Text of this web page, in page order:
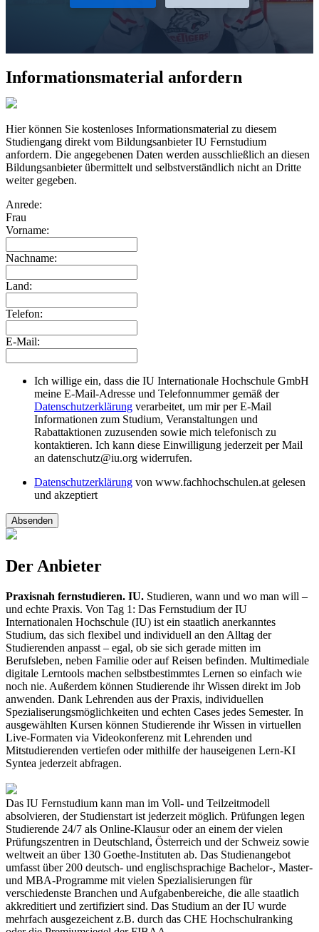
Informationsmaterial anfordern
Hier können Sie kostenloses Informationsmaterial zu diesem
Studiengang direkt vom Bildungsanbieter IU Fernstudium
anfordern. Die angegebenen Daten werden ausschließlich an diesen
Bildungsanbieter übermittelt und selbstverständlich nicht an Dritte
weiter gegeben.
Anrede:
Frau
Vorname:
Nachname:
Land:
Telefon:
E-Mail:
Ich willige ein, dass die IU Internationale Hochschule GmbH
meine E-Mail-Adresse und Telefonnummer gemäß der
Datenschutzerklärung verarbeitet, um mir per E-Mail
Informationen zum Studium, Veranstaltungen und
Rabattaktionen zuzusenden sowie mich telefonisch zu
kontaktieren. Ich kann diese Einwilligung jederzeit per Mail
an datenschutz@iu.org widerrufen.
Datenschutzerklärung von www.fachhochschulen.at gelesen
und akzeptiert
Absenden
Der Anbieter
Praxisnah fernstudieren. IU. Studieren, wann und wo man will –
und echte Praxis. Von Tag 1: Das Fernstudium der IU
Internationalen Hochschule (IU) ist ein staatlich anerkanntes
Studium, das sich flexibel und individuell an den Alltag der
Studierenden anpasst – egal, ob sie sich gerade mitten im
Berufsleben, neben Familie oder auf Reisen befinden. Multimediale
digitale Lerntools machen selbstbestimmtes Lernen so einfach wie
noch nie. Außerdem können Studierende ihr Wissen direkt im Job
anwenden. Dank Lehrenden aus der Praxis, individuellen
Spezialiserungsmöglichkeiten und echten Cases jedes Semester. In
ausgewählten Kursen können Studierende ihr Wissen in virtuellen
Live-Formaten via Videokonferenz mit Lehrenden und
Mitstudierenden vertiefen oder mithilfe der hauseigenen Lern-KI
Syntea jederzeit abfragen.
Das IU Fernstudium kann man im Voll- und Teilzeitmodell
absolvieren, der Studienstart ist jederzeit möglich. Prüfungen legen
Studierende 24/7 als Online-Klausur oder an einem der vielen
Prüfungszentren in Deutschland, Österreich und der Schweiz sowie
weltweit an über 130 Goethe-Instituten ab. Das Studienangebot
umfasst über 200 deutsch- und englischsprachige Bachelor-, Master-
und MBA-Programme mit vielen Spezialisierungen für
verschiedenste Branchen und Aufgabenbereiche, die alle staatlich
akkreditiert und zertifiziert sind. Das Studium an der IU wurde
mehrfach ausgezeichent z.B. durch das CHE Hochschulranking